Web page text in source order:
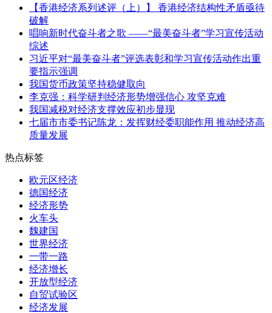
【香港经济系列述评（上）】 香港经济结构性矛盾亟待
破解
唱响新时代奋斗者之歌 ——“最美奋斗者”学习宣传活动
综述
习近平对“最美奋斗者”评选表彰和学习宣传活动作出重
要指示强调
我国货币政策坚持稳健取向
李克强：科学研判经济形势增强信心 攻坚克难
我国减税对经济支撑效应初步显现
七届市市委书记陈龙：发挥财经委职能作用 推动经济高
质量发展
热点标签
欧元区经济
德国经济
经济形势
火车头
魏建国
世界经济
一带一路
经济增长
开放型经济
自贸试验区
经济发展